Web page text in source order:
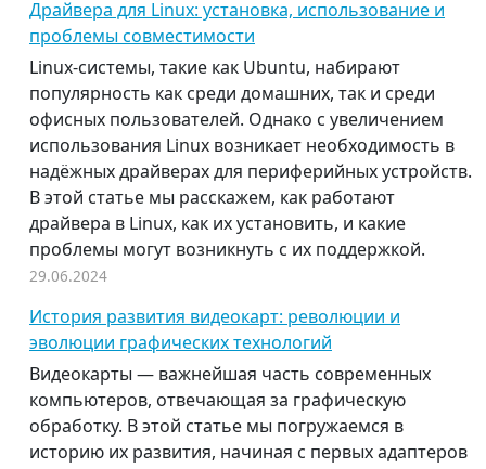
Драйвера для Linux: установка, использование и
проблемы совместимости
Linux-системы, такие как Ubuntu, набирают
популярность как среди домашних, так и среди
офисных пользователей. Однако с увеличением
использования Linux возникает необходимость в
надёжных драйверах для периферийных устройств.
В этой статье мы расскажем, как работают
драйвера в Linux, как их установить, и какие
проблемы могут возникнуть с их поддержкой.
29.06.2024
История развития видеокарт: революции и
эволюции графических технологий
Видеокарты — важнейшая часть современных
компьютеров, отвечающая за графическую
обработку. В этой статье мы погружаемся в
историю их развития, начиная с первых адаптеров